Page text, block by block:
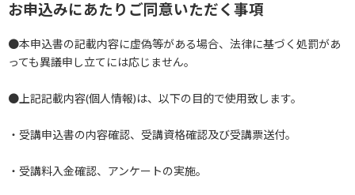
お申込みにあたりご同意いただく事項
●本申込書の記載内容に虚偽等がある場合、法律に基づく処罰があ
っても異議申し立てには応じません。
●上記記載内容(個人情報)は、以下の目的で使用致します。
・受講申込書の内容確認、受講資格確認及び受講票送付。
・受講料入金確認、アンケートの実施。